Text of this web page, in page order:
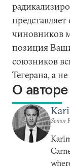
чиновников
позиция
союзников
Тегерана, а
О авторе
Senior